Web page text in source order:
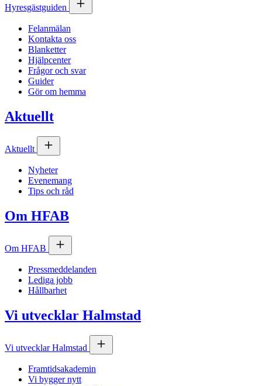
Hyresgästguiden
Felanmälan
Kontakta oss
Blanketter
Hjälpcenter
Frågor och svar
Guider
Gör om hemma
Aktuellt
Aktuellt
Nyheter
Evenemang
Tips och råd
Om HFAB
Om HFAB
Pressmeddelanden
Lediga jobb
Hållbarhet
Vi utvecklar Halmstad
Vi utvecklar Halmstad
Framtidsakademin
Vi bygger nytt